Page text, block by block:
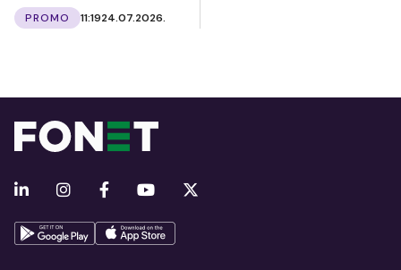
PROMO 11:1924.07.2026.